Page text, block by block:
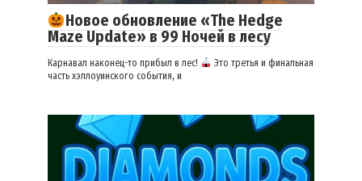
Новое обновление «The Hedge
Maze Update» в 99 Ночей в лесу
Карнавал наконец-то прибыл в лес!
Это третья и финальная
часть хэллоуинского события, и